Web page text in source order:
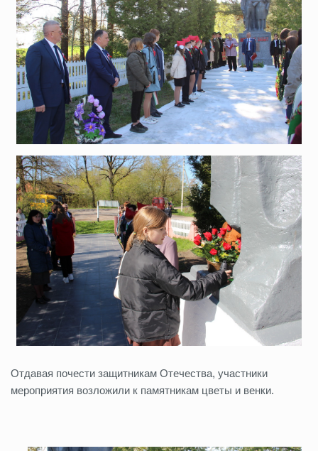
Отдавая почести защитникам Отечества, участники
мероприятия возложили к памятникам цветы и венки.